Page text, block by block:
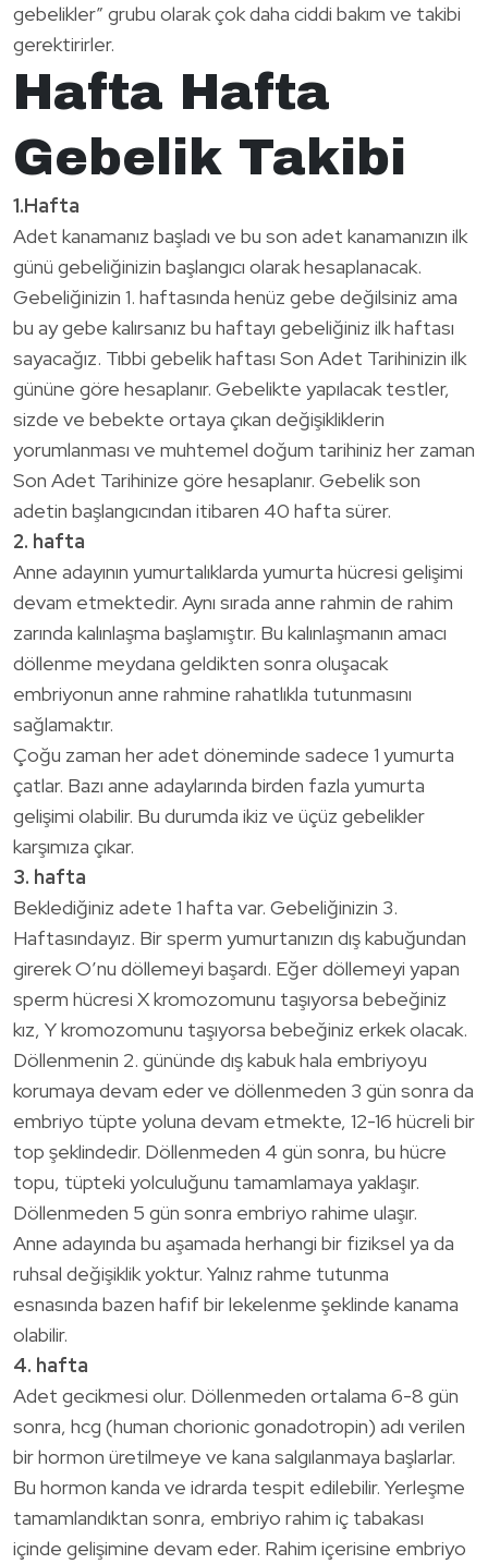
gebelikler” grubu olarak çok daha ciddi bakım ve takibi
gerektirirler.
Hafta Hafta
Gebelik Takibi
1.Hafta
Adet kanamanız başladı ve bu son adet kanamanızın ilk
günü gebeliğinizin başlangıcı olarak hesaplanacak.
Gebeliğinizin 1. haftasında henüz gebe değilsiniz ama
bu ay gebe kalırsanız bu haftayı gebeliğiniz ilk haftası
sayacağız. Tıbbi gebelik haftası Son Adet Tarihinizin ilk
gününe göre hesaplanır. Gebelikte yapılacak testler,
sizde ve bebekte ortaya çıkan değişikliklerin
yorumlanması ve muhtemel doğum tarihiniz her zaman
Son Adet Tarihinize göre hesaplanır. Gebelik son
adetin başlangıcından itibaren 40 hafta sürer.
2. hafta
Anne adayının yumurtalıklarda yumurta hücresi gelişimi
devam etmektedir. Aynı sırada anne rahmin de rahim
zarında kalınlaşma başlamıştır. Bu kalınlaşmanın amacı
döllenme meydana geldikten sonra oluşacak
embriyonun anne rahmine rahatlıkla tutunmasını
sağlamaktır.
Çoğu zaman her adet döneminde sadece 1 yumurta
çatlar. Bazı anne adaylarında birden fazla yumurta
gelişimi olabilir. Bu durumda ikiz ve üçüz gebelikler
karşımıza çıkar.
3. hafta
Beklediğiniz adete 1 hafta var. Gebeliğinizin 3.
Haftasındayız. Bir sperm yumurtanızın dış kabuğundan
girerek O’nu döllemeyi başardı. Eğer döllemeyi yapan
sperm hücresi X kromozomunu taşıyorsa bebeğiniz
kız, Y kromozomunu taşıyorsa bebeğiniz erkek olacak.
Döllenmenin 2. gününde dış kabuk hala embriyoyu
korumaya devam eder ve döllenmeden 3 gün sonra da
embriyo tüpte yoluna devam etmekte, 12-16 hücreli bir
top şeklindedir. Döllenmeden 4 gün sonra, bu hücre
topu, tüpteki yolculuğunu tamamlamaya yaklaşır.
Döllenmeden 5 gün sonra embriyo rahime ulaşır.
Anne adayında bu aşamada herhangi bir fiziksel ya da
ruhsal değişiklik yoktur. Yalnız rahme tutunma
esnasında bazen hafif bir lekelenme şeklinde kanama
olabilir.
4. hafta
Adet gecikmesi olur. Döllenmeden ortalama 6-8 gün
sonra, hcg (human chorionic gonadotropin) adı verilen
bir hormon üretilmeye ve kana salgılanmaya başlarlar.
Bu hormon kanda ve idrarda tespit edilebilir. Yerleşme
tamamlandıktan sonra, embriyo rahim iç tabakası
içinde gelişimine devam eder. Rahim içerisine embriyo